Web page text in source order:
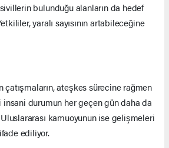
sivillerin bulunduğu alanların da hedef
yaralı sayısının artabileceğine
çatışmaların, ateşkes sürecine rağmen
durumun her geçen gün daha da
Uluslararası kamuoyunun ise gelişmeleri
ediliyor.